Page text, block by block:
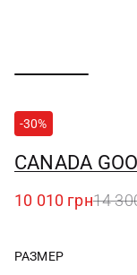
-30%
CANADA
10 010 грн14
РАЗМЕР